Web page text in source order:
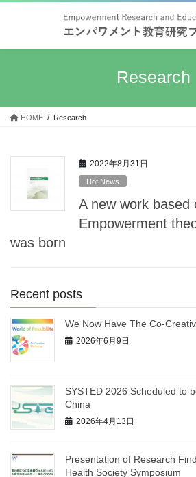
content
Navigation
Research
HOME Research
2022年8月31日
Hot News
A new work based
Empowerment
was born
Recent posts
We Now Have The Co-
2026年6月9日
SYSTED 2026 Scheduled to
China
2026年4月13日
Presentation of Research
Health Society Symposium